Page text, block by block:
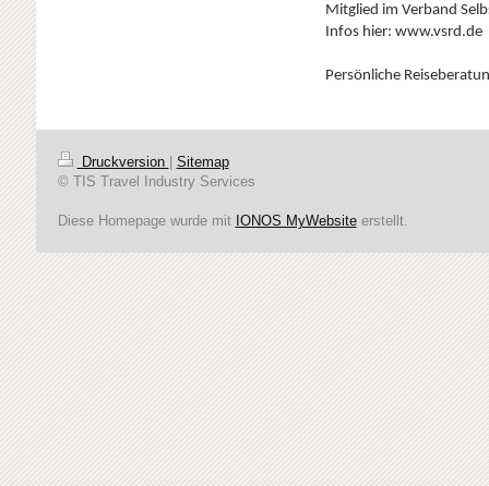
Mitglied im Verband
Infos hier: www.vsrd.de
Persönliche
Druckversion | Sitemap
© TIS Travel Industry Services
Diese Homepage wurde mit IONOS MyWebsiteerstellt.